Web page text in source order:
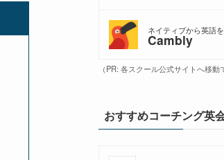
ネイティブから英語
Cambly
（PR: 各スクール公式サイトへ移動
おすすめコーチング英